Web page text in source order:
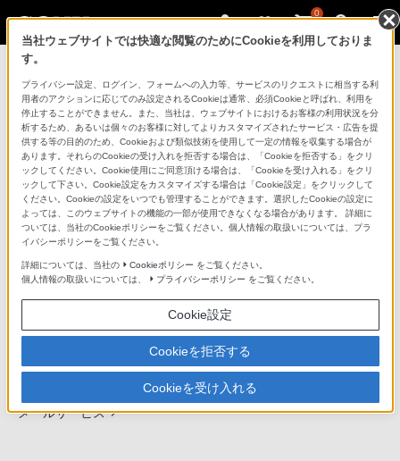
0
ソニーストアのご利用ガイド
ご利用ガイドでは、ソニーストアのご利用方法・サービ
スに関しまとめてご案内しております。
ご利用の前に
ソニーストア 店舗のご案内
ソニーショップ（ソニーストア取次店）のご案内
ソニーストアの特典・サービス
（長期保証、下取サービス、設置・設定サービスなど）
定期クーポンのプレゼントについて
メールサービス
当社ウェブサイトでは快適な閲覧のためにCookieを利用しておりま
す。
プライバシー設定、ログイン、フォームへの入力等、サービスのリクエストに相当する利
用者のアクションに応じてのみ設定されるCookieは通常、必須Cookieと呼ばれ、利用を
停止することができません。また、当社は、ウェブサイトにおけるお客様の利用状況を分
析するため、あるいは個々のお客様に対してよりカスタマイズされたサービス・広告を提
供する等の目的のため、Cookieおよび類似技術を使用して一定の情報を収集する場合が
あります。それらのCookieの受け入れを拒否する場合は、「Cookieを拒否する」をクリ
ックしてください。Cookie使用にご同意頂ける場合は、「Cookieを受け入れる」をクリ
ックして下さい。Cookie設定をカスタマイズする場合は「Cookie設定」をクリックして
ください。Cookieの設定をいつでも管理することができます。選択したCookieの設定に
よっては、このウェブサイトの機能の一部が使用できなくなる場合があります。 詳細に
ついては、当社のCookieポリシーをご覧ください。個人情報の取扱いについては、プラ
イバシーポリシーをご覧ください。
詳細については、当社の Cookieポリシー をご覧ください。
個人情報の取扱いについては、
プライバシーポリシー をご覧ください。
Cookie設定
Cookieを拒否する
Cookieを受け入れる